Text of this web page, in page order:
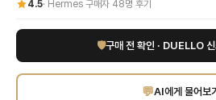
4.5· Hermes 구매자 48명 후기
🛡구매 전 확인 · DUELLO 신
💬AI에게 물어보기